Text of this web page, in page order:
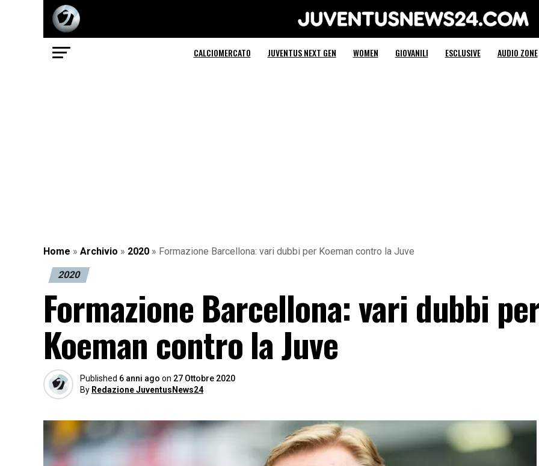
Juventus News 24
CALCIOMERCATO JUVENTUS NEXT GEN WOMEN GIOVANILI ESCLUSIVE AUDIO ZONE
Home » Archivio » 2020 » Formazione Barcellona: vari dubbi per Koeman contro la Juve
2020
Formazione Barcellona: vari dubbi
Koeman contro la Juve
Published 6 anni ago on 27 Ottobre 2020
By Redazione JuventusNews24